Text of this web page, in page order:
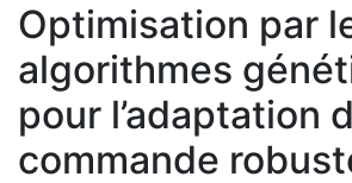
Optimisation par
algorithmes
pour l’adaptation
commande